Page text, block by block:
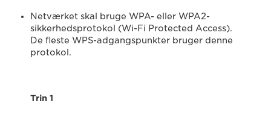
Netværket skal bruge WPA- eller WPA2-
sikkerhedsprotokol (Wi-Fi Protected Access).
De fleste WPS-adgangspunkter bruger denne
protokol.
Trin 1